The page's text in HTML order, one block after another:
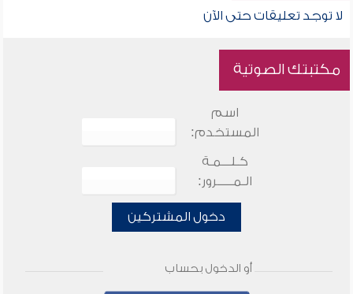
لا توجد تعليقات حتى الآن
مكتبتك الصوتية
اسم
المستخدم:
كـلـــمـة
الـمـــــرور:
دخول المشتركين
أو الدخول بحساب